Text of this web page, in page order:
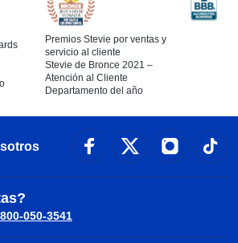
Premios Stevie por ventas y
servicio al cliente
Stevie de Bronce 2021 –
Atención al Cliente
Departamento del año
050-3541